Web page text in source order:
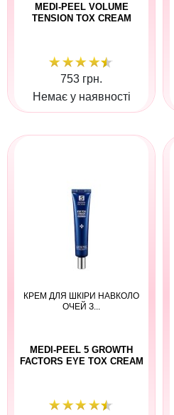
MEDI-PEEL VOLUME
TENSION TOX CREAM
753 грн.
Немає у наявності
КРЕМ ДЛЯ ШКІРИ НАВКОЛО
ОЧЕЙ З...
MEDI-PEEL 5 GROWTH
FACTORS EYE TOX CREAM